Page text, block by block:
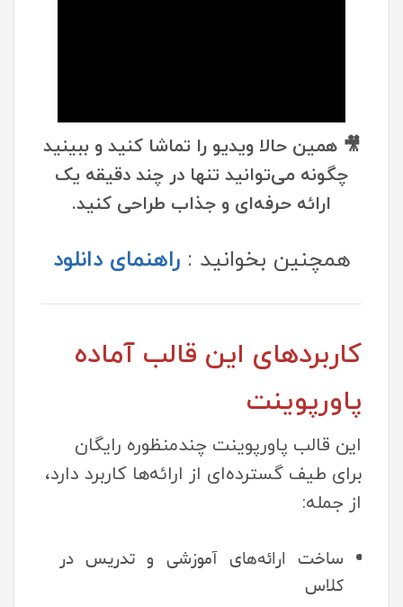
🎥 همین حالا ویدیو را تماشا کنید و ببینید
چگونه می‌توانید تنها در چند دقیقه یک
ارائه حرفه‌ای و جذاب طراحی کنید.
همچنین بخوانید :راهنمای دانلود
کاربردهای این قالب آماده
پاورپوینت
این قالب پاورپوینت چندمنظوره رایگان
برای طیف گسترده‌ای از ارائه‌ها کاربرد دارد،
از جمله:
ساخت ارائه‌های آموزشی و تدریس در
کلاس